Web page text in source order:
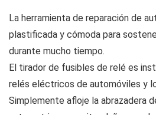
La herramienta de reparación de
plastificada y cómoda para
durante mucho tiempo.
El tirador de fusibles de relé es
relés eléctricos de automóviles y
Simplemente afloje la abrazadera